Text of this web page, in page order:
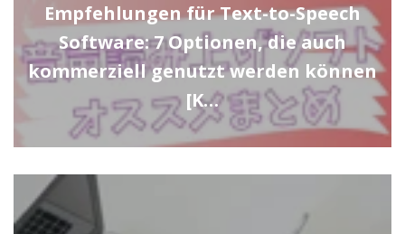
Empfehlungen für Text-to-Speech
Software: 7 Optionen, die auch
kommerziell genutzt werden können
[K…